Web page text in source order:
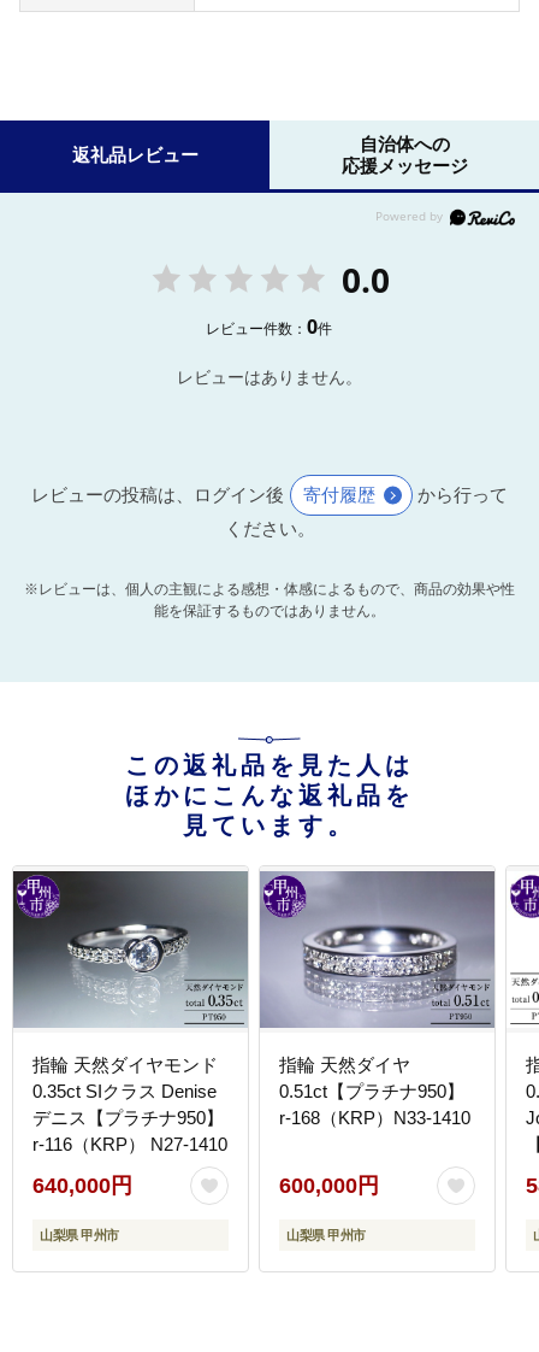
返礼品レビュー
自治体への
応援メッセージ
0.0
レビュー件数：0件
レビューはありません。
レビューの投稿は、ログイン後 寄付履歴
から行って
ください。
※レビューは、個人の主観による感想・体感によるもので、商品の効果や性
能を保証するものではありません。
この返礼品を見た人は
ほかにこんな返礼品を
見ています。
指輪 天然ダイヤモンド
0.35ct SIクラス Denise
デニス【プラチナ950】
r-116（KRP） N27-1410
640,000円
山梨県 甲州市
指輪 天然ダイヤ
0.51ct【プラチナ950】
r-168（KRP）N33-1410
600,000円
山梨県 甲州市